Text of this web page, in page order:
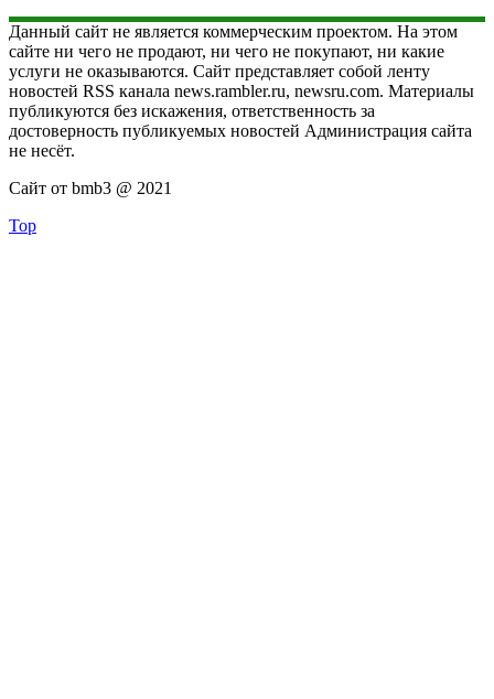
Данный сайт не является коммерческим проектом. На этом
сайте ни чего не продают, ни чего не покупают, ни какие
услуги не оказываются. Сайт представляет собой ленту
новостей RSS канала news.rambler.ru, newsru.com. Материалы
публикуются без искажения, ответственность за
достоверность публикуемых новостей Администрация сайта
не несёт.
Сайт от bmb3 @ 2021
Top